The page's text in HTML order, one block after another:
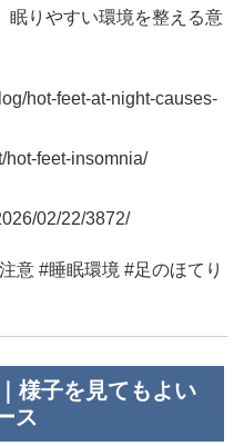
眠りやすい環境を整える意
hot-feet-at-night-causes-
hot-feet-insomnia/
02/22/3872/
意 #睡眠環境 #足のほてり
様子を見てもよい
ス